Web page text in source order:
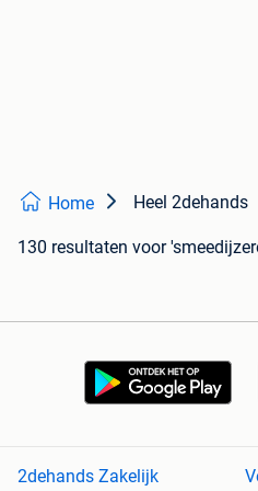
Home Heel 2dehands
130 resultaten voor
2dehands Zakelijk